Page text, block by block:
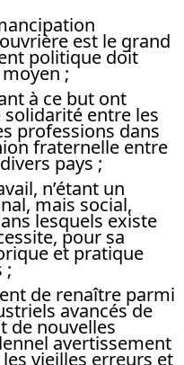
est le grand
politique doit
;
à ce but ont
solidarité entre les
professions dans
fraternelle entre
pays ;
n’étant un
mais social,
lesquels existe
pour sa
et pratique
;
de renaître parmi
avancés de
de nouvelles
avertissement
vieilles erreurs et